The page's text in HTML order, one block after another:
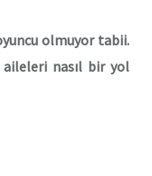
olmuyor tabii.
nasıl bir yol